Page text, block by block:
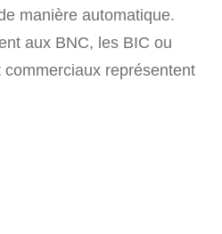
manière automatique.
aux BNC, les BIC ou
représentent